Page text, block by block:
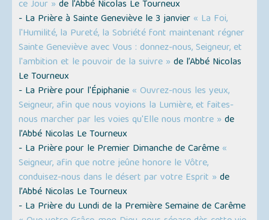
ce Jour » de l’Abbé Nicolas Le Tourneux
- La Prière à Sainte Geneviève le 3 janvier « La Foi,
l'Humilité, la Pureté, la Sobriété font maintenant régner
Sainte Geneviève avec Vous : donnez-nous, Seigneur, et
l'ambition et le pouvoir de la suivre » de l’Abbé Nicolas
Le Tourneux
- La Prière pour l'Épiphanie « Ouvrez-nous les yeux,
Seigneur, afin que nous voyions la Lumière, et faites-
nous marcher par les voies qu'Elle nous montre » de
l’Abbé Nicolas Le Tourneux
- La Prière pour le Premier Dimanche de Carême «
Seigneur, afin que notre jeûne honore le Vôtre,
conduisez-nous dans le désert par votre Esprit » de
l’Abbé Nicolas Le Tourneux
- La Prière du Lundi de la Première Semaine de Carême